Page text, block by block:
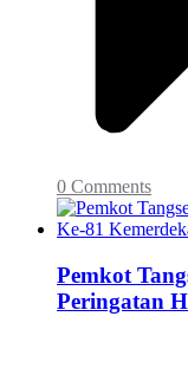
0 Comments
Pemkot
Peringatan